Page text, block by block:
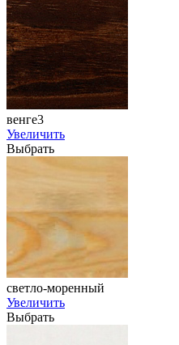
венге3
Увеличить
Выбрать
светло-моренный
Увеличить
Выбрать